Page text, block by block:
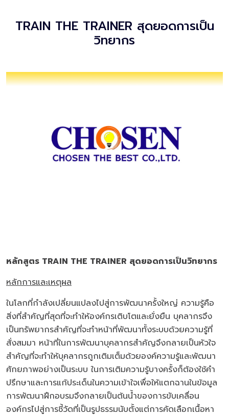
TRAIN THE TRAINER สุดยอดการเป็น
วิทยากร
หลักสูตร TRAIN THE TRAINER สุดยอดการเป็นวิทยากร
หลักการและเหตุผล
ในโลกที่กำลังเปลี่ยนแปลงไปสู่การพัฒนาครั้งใหญ่ ความรู้คือ
สิ่งที่สำคัญที่สุดที่จะทำให้องค์กรเติบโตและยั่งยืน บุคลากรจึง
เป็นทรัพยากรสำคัญที่จะทำหน้าที่พัฒนาทั้งระบบด้วยความรู้ที่
สั่งสมมา หน้าที่ในการพัฒนาบุคลากรสำคัญจึงกลายเป็นหัวใจ
สำคัญที่จะทำให้บุคลากรถูกเติมเต็มด้วยองค์ความรู้และพัฒนา
ศักยภาพอย่างเป็นระบบ ในการเติมความรู้บางครั้งก็ต้องใช้คำ
ปรึกษาและการแก้ประเด็นในความเข้าใจเพื่อให้แตกฉานในข้อมูล
การพัฒนาฝึกอบรมจึงกลายเป็นต้นน้ำของการขับเคลื่อน
องค์กรไปสู่การชี้วัดที่เป็นรูปธรรมนับตั้งแต่การคัดเลือกเนื้อหา